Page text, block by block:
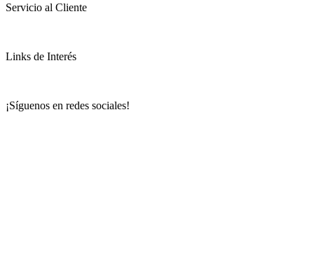
Servicio al Cliente
Links de Interés
¡Síguenos en redes sociales!